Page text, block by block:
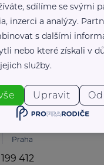
a
organizace
Praha
149
služeb
Praha
412
sdílíme se svými
inzerci a analýzy.
s dalšími
nebo které získali v
služby.
Upravit